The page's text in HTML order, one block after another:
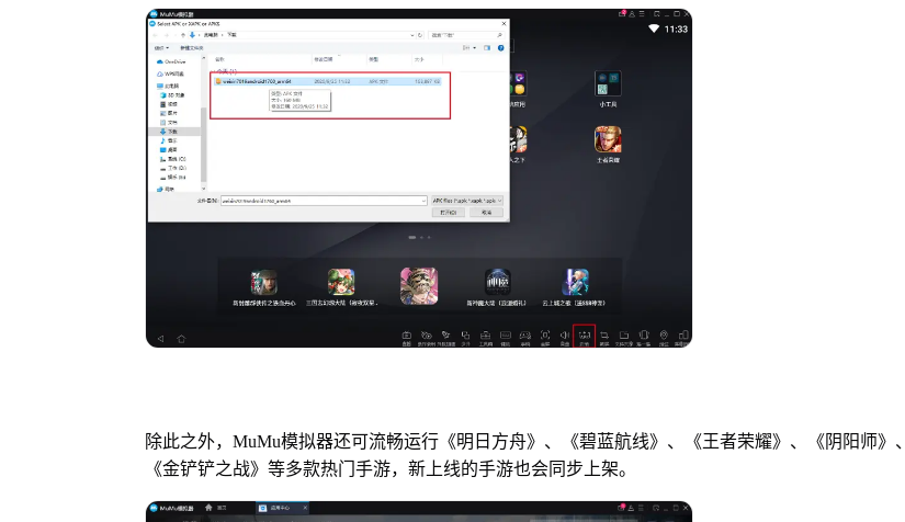
除此之外，MuMu模拟器还可流畅运行《明日方舟》、《碧蓝航线》、《王者荣耀》、《阴阳师》、
《金铲铲之战》等多款热门手游，新上线的手游也会同步上架。